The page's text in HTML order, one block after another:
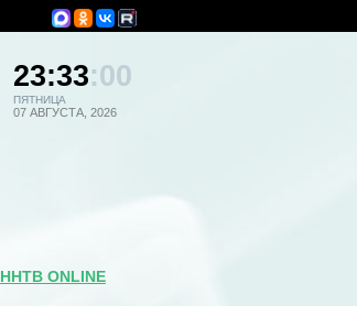
23:33:00
ПЯТНИЦА
07 АВГУСТА, 2026
ННТВ ONLINE